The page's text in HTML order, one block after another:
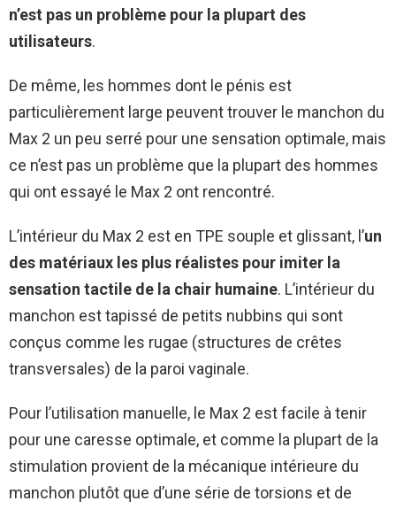
n’est pas un problème pour la plupart des
utilisateurs.
De même, les hommes dont le pénis est
particulièrement large peuvent trouver le manchon du
Max 2 un peu serré pour une sensation optimale, mais
ce n’est pas un problème que la plupart des hommes
qui ont essayé le Max 2 ont rencontré.
L’intérieur du Max 2 est en TPE souple et glissant, l’un
des matériaux les plus réalistes pour imiter la
sensation tactile de la chair humaine. L’intérieur du
manchon est tapissé de petits nubbins qui sont
conçus comme les rugae (structures de crêtes
transversales) de la paroi vaginale.
Pour l’utilisation manuelle, le Max 2 est facile à tenir
pour une caresse optimale, et comme la plupart de la
stimulation provient de la mécanique intérieure du
manchon plutôt que d’une série de torsions et de